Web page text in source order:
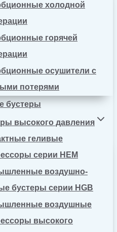
холодной
горячей
осушители с
потерями
бустеры
высокого давления
геливые
серии HEM
воздушно-
бустеры серии HGB
воздушные
высокого